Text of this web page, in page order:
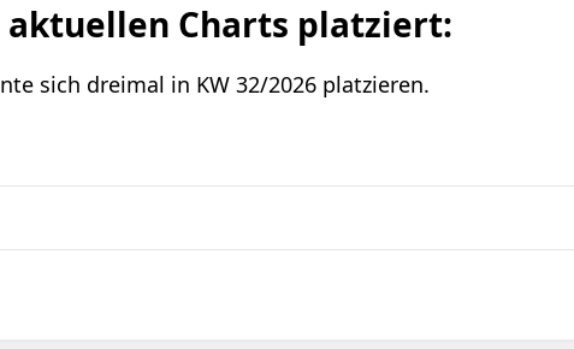
aktuellen Charts platziert:
sich dreimal in KW 32/2026 platzieren.